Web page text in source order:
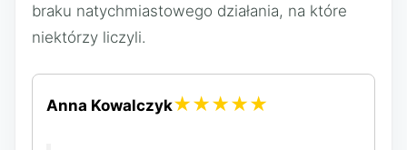
braku natychmiastowego działania, na które
niektórzy liczyli.
Anna Kowalczyk★★★★★